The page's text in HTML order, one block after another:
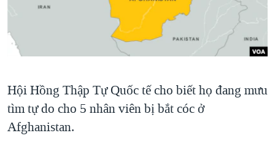
NGƯỜI VIỆT HẢI NGOẠI
KINH TẾ
VĂN HOÁ
HÀNH TRÌNH BẦU CỬ 2024
MỘT NĂM CHIẾN TRANH TẠI DẢI GAZA
NGÀY TỊ NẠN THẾ GIỚI
TRỊNH VĨNH BÌNH - NGƯỜI HẠ 'BÊN THẮNG CUỘC'
GROUND ZERO – XƯA VÀ NAY
VIDEO
NGHE
Ngôn ngữ khác
Hội Hồng Thập Tự Quốc tế cho biết họ đang mưu
tìm tự do cho 5 nhân viên bị bắt cóc ở
Afghanistan.